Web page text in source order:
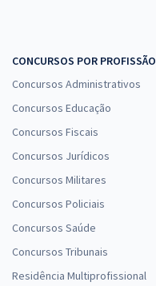
CONCURSOS POR PROFISSÃO
Concursos Administrativos
Concursos Educação
Concursos Fiscais
Concursos Jurídicos
Concursos Militares
Concursos Policiais
Concursos Saúde
Concursos Tribunais
Residência Multiprofissional